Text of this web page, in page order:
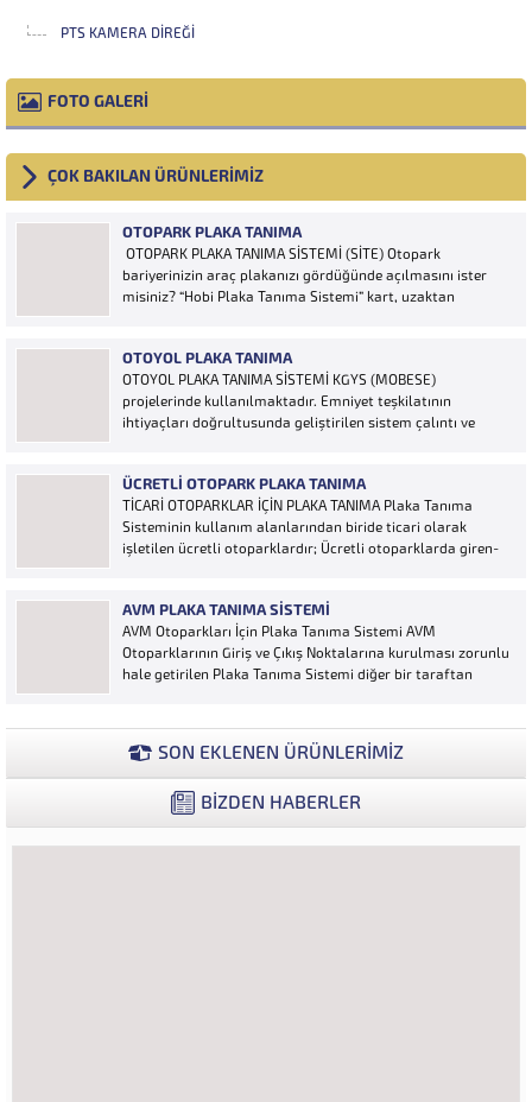
PTS KAMERA DIREĞI
FOTO GALERİ
ÇOK BAKILAN ÜRÜNLERİMİZ
OTOPARK PLAKA TANIMA
OTOPARK PLAKA TANIMA SİSTEMİ (SİTE) Otopark
bariyerinizin araç plakanızı gördüğünde açılmasını ister
misiniz? “Hobi Plaka Tanıma Sistemi” kart, uzaktan
için yeterlidir… Plaka tanıma sistemi otoparklarda
sisteme...
OTOYOL PLAKA TANIMA
OTOYOL PLAKA TANIMA SİSTEMİ KGYS (MOBESE)
projelerinde kullanılmaktadır. Emniyet teşkilatının
ihtiyaçları doğrultusunda geliştirilen sistem çalıntı ve
araçların Plakalarının tanımlanmasına yönelik geliştirilen
bir yazılımdır. Sistem karayolları şeritlerine yerleştirilen
kameralar sayesinde alınan...
ÜCRETLI OTOPARK PLAKA TANIMA
TİCARİ OTOPARKLAR İÇİN PLAKA TANIMA Plaka Tanıma
Sisteminin kullanım alanlarından biride ticari olarak
işletilen ücretli otoparklardır; Ücretli otoparklarda giren-
Ücretin otopark girişinde araç tipine göre peşin alınması
ya...
AVM PLAKA TANIMA SISTEMI
AVM Otoparkları İçin Plaka Tanıma Sistemi AVM
Otoparklarının Giriş ve Çıkış Noktalarına kurulması zorunlu
hale getirilen Plaka Tanıma Sistemi diğer bir taraftan
verilerle müşteri yoğunluk analizlerini çok ayrıntılı...
SON EKLENEN ÜRÜNLERİMİZ
BİZDEN HABERLER